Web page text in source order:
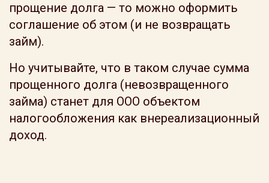
прощение долга — то можно оформить
соглашение об этом (и не возвращать
займ).
Но учитывайте, что в таком случае сумма
прощенного долга (невозвращенного
займа) станет для ООО объектом
налогообложения как внереализационный
доход.